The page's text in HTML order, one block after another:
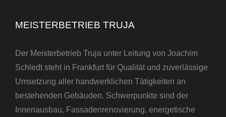
MEISTERBETRIEB TRUJA
Der Meisterbetrieb Truja unter Leitung von Joachim
Schledt steht in Frankfurt für Qualität und zuverlässige
Umsetzung aller handwerklichen Tätigkeiten an
bestehenden Gebäuden. Schwerpunkte sind der
Innenausbau, Fassadenrenovierung, energetische